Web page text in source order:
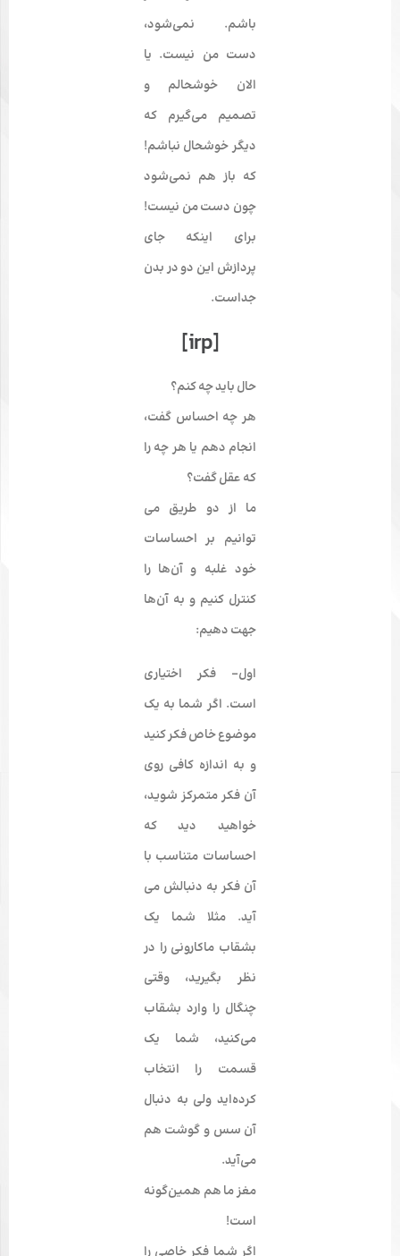
باشم. نمی‌­شود،
دست من نیست. یا
الان خوشحالم و
تصمیم می­‌گیرم که
دیگر خوشحال نباشم!
که باز هم نمی‌شود
چون دست من نیست!
برای اینکه جای
پردازش این دو در بدن
جداست.
[irp]
حال باید چه کنم؟
هر چه احساس گفت،
انجام دهم یا هر چه را
که عقل گفت؟
ما از دو طریق می­‌
توانیم بر احساسات
خود غلبه و آن‌ها را
کنترل کنیم و به آن‌ها
جهت دهیم:
اول- فکر اختیاری
است. اگر شما به یک
موضوع خاص فکر کنید
و به اندازه کافی روی
آن فکر متمرکز شوید،
خواهید دید که
احساسات متناسب با
آن فکر به دنبالش می­‌
آید. مثلا شما یک
بشقاب ماکارونی را در
نظر بگیرید، وقتی
چنگال را وارد بشقاب
می‌کنید، شما یک
قسمت را انتخاب
کرده‌­اید ولی به دنبال
آن سس و گوشت هم
می‌­آید.
مغز ما هم همین‌­گونه
است!